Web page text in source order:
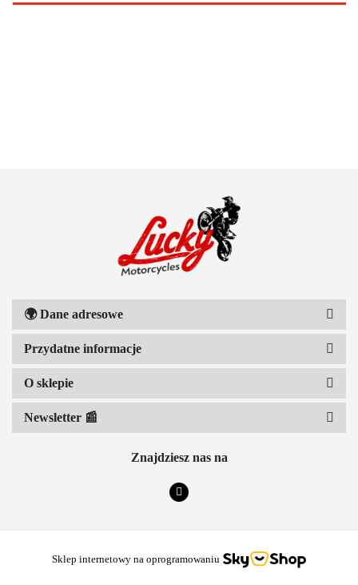
ACCEL
🌍Dane adresowe
Przydatne informacje
O sklepie
Newsletter 📰
Znajdziesz nas na
Sklep internetowy na oprogramowaniu